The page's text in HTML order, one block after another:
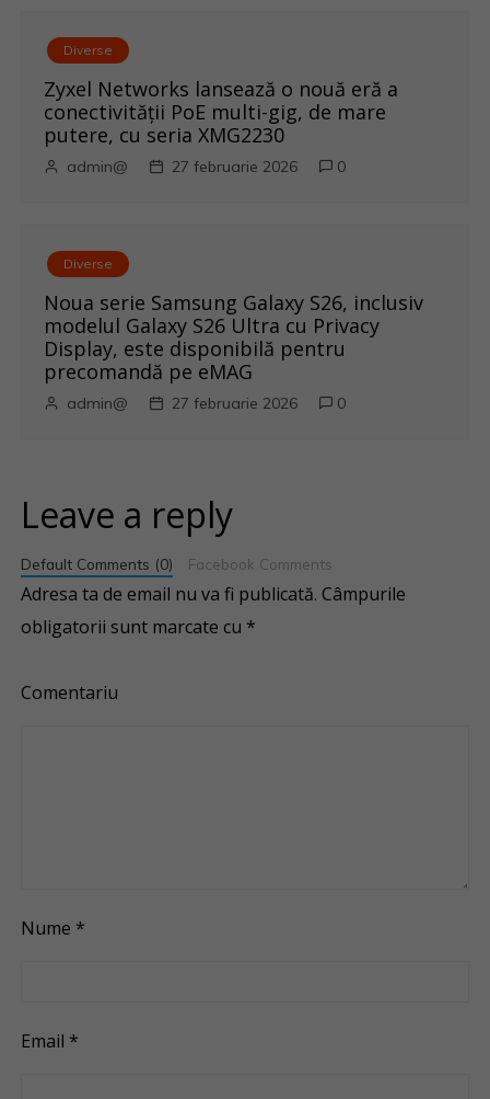
Diverse
Zyxel Networks lansează o nouă eră a
conectivității PoE multi-gig, de mare
putere, cu seria XMG2230
admin@ 27 februarie 2026 0
Diverse
Noua serie Samsung Galaxy S26, inclusiv
modelul Galaxy S26 Ultra cu Privacy
Display, este disponibilă pentru
precomandă pe eMAG
admin@ 27 februarie 2026 0
Leave a reply
Default Comments (0) Facebook Comments
Adresa ta de email nu va fi publicată. Câmpurile
obligatorii sunt marcate cu *
Comentariu
Nume *
Email *